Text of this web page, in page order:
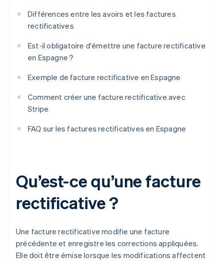
Différences entre les avoirs et les factures
rectificatives
Est-il obligatoire d'émettre une facture rectificative
en Espagne ?
Exemple de facture rectificative en Espagne
Comment créer une facture rectificative avec
Stripe
FAQ sur les factures rectificatives en Espagne
Qu’est-ce qu’une facture
rectificative ?
Une facture rectificative modifie une facture
précédente et enregistre les corrections appliquées.
Elle doit être émise lorsque les modifications affectent